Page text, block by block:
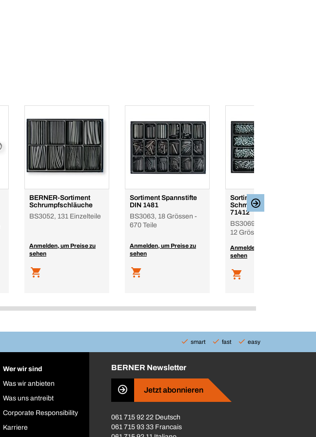
BERNER-Sortiment
Schrumpfschläuche
BS3052, 131 Einzelteile
Anmelden, um Preise zu
sehen
Sortiment Spannstifte
DIN 1481
BS3063, 18 Grössen -
670 Teile
Anmelden, um Preise zu
sehen
Sortiment
Schmiernippel DIN
71412
BS3069, Form A, B, C -
12 Grössen - 300 Teile
Anmelden, um Preise zu
sehen
smart fast easy
Wer wir sind
Was wir anbieten
Was uns antreibt
Corporate Responsibility
Karriere
BERNER Newsletter
Jetzt abonnieren
061 715 92 22 Deutsch
061 715 93 33 Francais